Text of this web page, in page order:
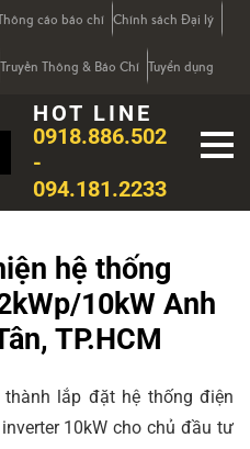
cáo báo chí Chính sách Đại lý
Truyền Thông & Báo Chí Tuyển dụng
HOT LINE
0918.886.502
-
094.181.2233
hệ thống
10kW Anh
TP.HCM
thành lắp đặt hệ thống điện
10kW cho chủ đầu tư